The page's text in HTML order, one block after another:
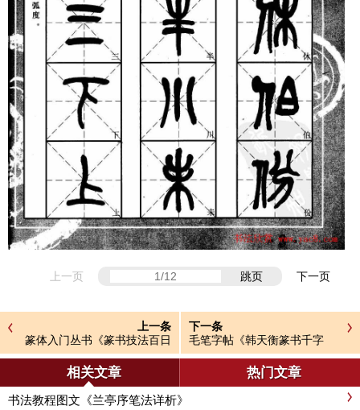
上一页 跳页 下一页
上一条
篆体入门丛书《篆书技法百日
通》
下一条
毛笔字帖《韩天衡篆书千字
文》
相关文章 热门文章
书法教程图文《兰亭序笔法详析》